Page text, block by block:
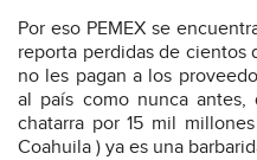
Por eso PEMEX se
reporta perdidas de cientos
no les pagan a los
al país como nunca
chatarra por 15 mil
Coahuila ) ya es una